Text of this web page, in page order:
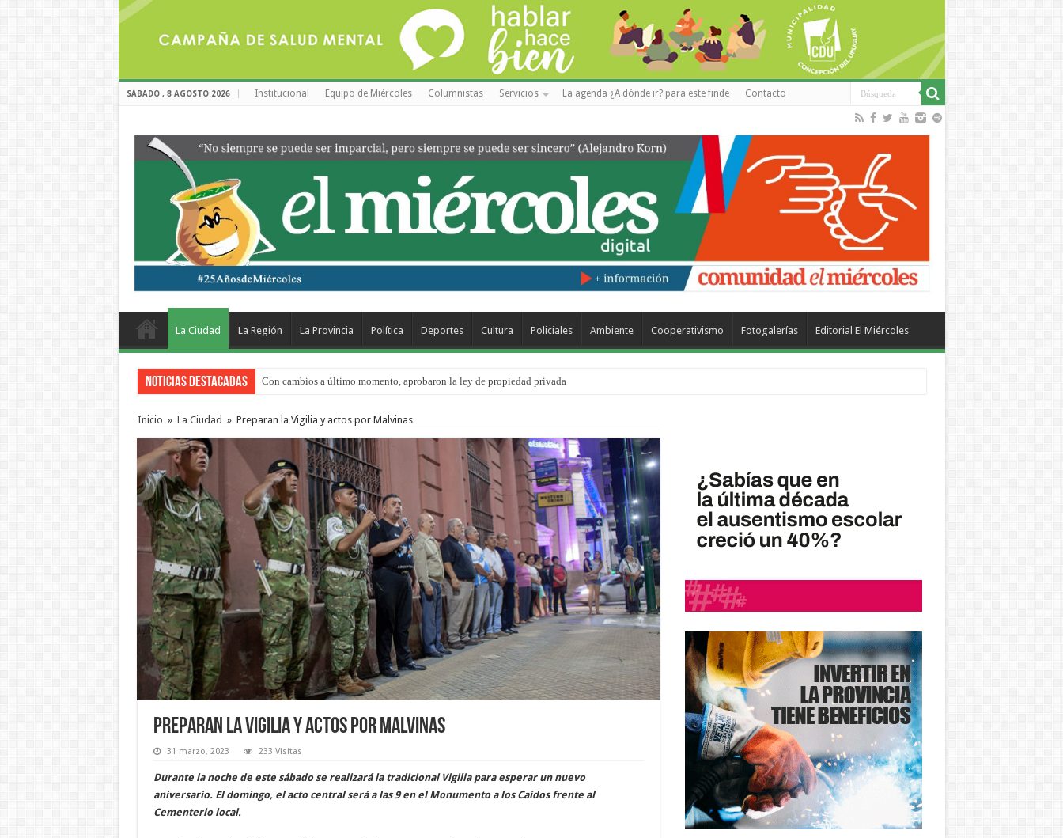
SÁBADO , 8 AGOSTO 2026 Institucional Equipo de Miércoles Columnistas Servicios La agenda ¿A dónde ir? para este finde Contacto
La Ciudad La Región La Provincia Política Deportes Cultura Policiales Ambiente Cooperativismo Fotogalerías Editorial El Miércoles
Noticias Destacadas Con cambios a último momento, aprobaron la ley de propiedad privada
Inicio » La Ciudad » Preparan la Vigilia y actos por Malvinas
Preparan la Vigilia y actos por Malvinas
31 marzo, 2023 233 Visitas
Durante la noche de este sábado se realizará la tradicional Vigilia para esperar un nuevo
aniversario. El domingo, el acto central será a las 9 en el Monumento a los Caídos frente al
Cementerio local.